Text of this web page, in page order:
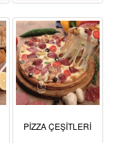
PİZZA ÇEŞİTLERİ